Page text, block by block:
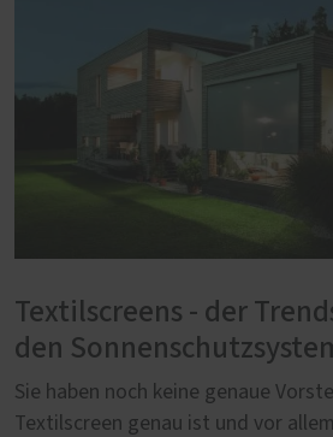
Textilscreens - der
den
Sie haben noch keine genaue
Textilscreen genau ist und vor